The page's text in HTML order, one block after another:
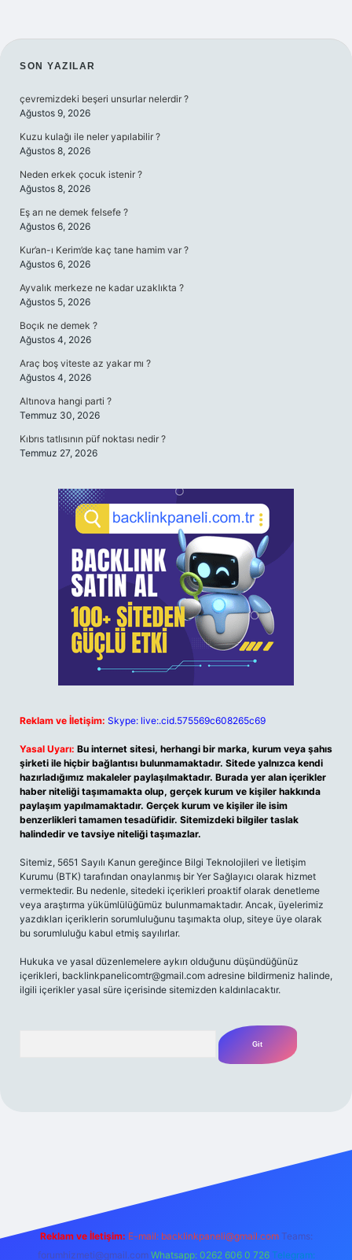
SIDEBAR
SON YAZILAR
çevremizdeki beşeri unsurlar nelerdir ?
Ağustos 9, 2026
Kuzu kulağı ile neler yapılabilir ?
Ağustos 8, 2026
Neden erkek çocuk istenir ?
Ağustos 8, 2026
Eş arı ne demek felsefe ?
Ağustos 6, 2026
Kur’an-ı Kerim’de kaç tane hamim var ?
Ağustos 6, 2026
Ayvalık merkeze ne kadar uzaklıkta ?
Ağustos 5, 2026
Boçık ne demek ?
Ağustos 4, 2026
Araç boş viteste az yakar mı ?
Ağustos 4, 2026
Altınova hangi parti ?
Temmuz 30, 2026
Kıbrıs tatlısının püf noktası nedir ?
Temmuz 27, 2026
Reklam ve İletişim: Skype: live:.cid.575569c608265c69
Yasal Uyarı: Bu internet sitesi, herhangi bir marka, kurum veya şahıs
şirketi ile hiçbir bağlantısı bulunmamaktadır. Sitede yalnızca kendi
hazırladığımız makaleler paylaşılmaktadır. Burada yer alan içerikler
haber niteliği taşımamakta olup, gerçek kurum ve kişiler hakkında
paylaşım yapılmamaktadır. Gerçek kurum ve kişiler ile isim
benzerlikleri tamamen tesadüfidir. Sitemizdeki bilgiler taslak
halindedir ve tavsiye niteliği taşımazlar.
Sitemiz, 5651 Sayılı Kanun gereğince Bilgi Teknolojileri ve İletişim
Kurumu (BTK) tarafından onaylanmış bir Yer Sağlayıcı olarak hizmet
vermektedir. Bu nedenle, sitedeki içerikleri proaktif olarak denetleme
veya araştırma yükümlülüğümüz bulunmamaktadır. Ancak, üyelerimiz
yazdıkları içeriklerin sorumluluğunu taşımakta olup, siteye üye olarak
bu sorumluluğu kabul etmiş sayılırlar.
Hukuka ve yasal düzenlemelere aykırı olduğunu düşündüğünüz
içerikleri, backlinkpanelicomtr@gmail.com adresine bildirmeniz halinde,
ilgili içerikler yasal süre içerisinde sitemizden kaldırılacaktır.
Reklam ve İletişim: E-mail: backlinkpaneli@gmail.com Teams:
forumhizmeti@gmail.com Whatsapp: 0262 606 0 726 Telegram: